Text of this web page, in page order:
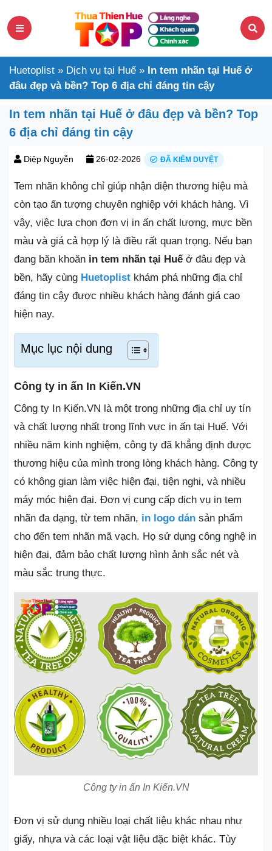
Huetoplist » Dịch vụ tại Huế » In tem nhãn tại Huế ở
đâu đẹp và bền? Top 6 địa chỉ đáng tin cậy
In tem nhãn tại Huế ở đâu đẹp và bền? Top
6 địa chỉ đáng tin cậy
Diệp Nguyễn 26-02-2026 ĐÃ KIỂM DUYỆT
Tem nhãn không chỉ giúp nhận diện thương hiệu mà
còn tạo ấn tượng chuyên nghiệp với khách hàng. Vì
vậy, việc lựa chọn đơn vị in ấn chất lượng, mực bền
màu và giá cả hợp lý là điều rất quan trọng. Nếu bạn
đang băn khoăn in tem nhãn tại Huếở đâu đẹp và
bền, hãy cùng Huetoplist khám phá những địa chỉ
đáng tin cậy được nhiều khách hàng đánh giá cao
hiện nay.
Mục lục nội dung
Công ty in ấn In Kiến.VN
Công ty In Kiến.VN là một trong những địa chỉ uy tín
và chất lượng nhất trong lĩnh vực in ấn tại Huế. Với
nhiều năm kinh nghiệm, công ty đã khẳng định được
thương hiệu của mình trong lòng khách hàng. Công ty
có không gian làm việc hiện đại, tiện nghi, và nhiều
máy móc hiện đại. Đơn vị cung cấp dịch vụ in tem
nhãn đa dạng, từ tem nhãn, in logo dán sản phẩm
cho đến tem nhãn mã vạch. Họ sử dụng công nghệ in
hiện đại, đảm bảo chất lượng hình ảnh sắc nét và
màu sắc trung thực.
Công ty in ấn In Kiến.VN
Đơn vị sử dụng nhiều loại chất liệu khác nhau như
giấy, nhựa và các loại vật liệu đặc biệt khác. Tùy